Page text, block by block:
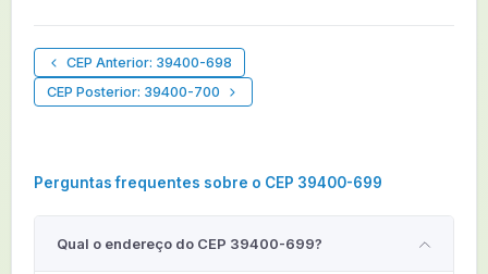
CEP Anterior: 39400-698
CEP Posterior: 39400-700
Perguntas frequentes sobre o CEP 39400-699
Qual o endereço do CEP 39400-699?